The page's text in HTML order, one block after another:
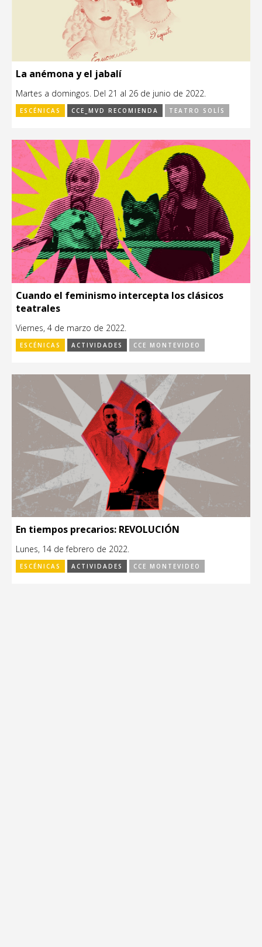
La anémona y el jabalí
Martes a domingos. Del 21 al 26 de junio de 2022.
ESCÉNICAS CCE_MVD RECOMIENDA TEATRO SOLÍS
Cuando el feminismo intercepta los clásicos
teatrales
Viernes, 4 de marzo de 2022.
ESCÉNICAS ACTIVIDADES CCE MONTEVIDEO
En tiempos precarios: REVOLUCIÓN
Lunes, 14 de febrero de 2022.
ESCÉNICAS ACTIVIDADES CCE MONTEVIDEO